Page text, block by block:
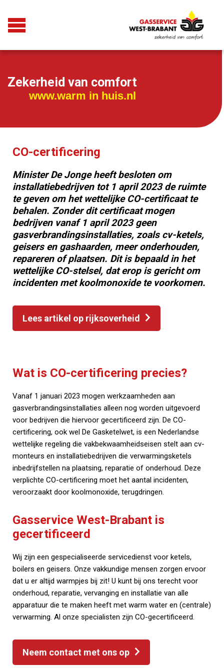
Zekerheid van comfort
www.warm in huis.nl
CO-certificering
Minister De Jonge heeft besloten om
installatiebedrijven tot 1 april 2023 de ruimte
te geven om het wettelijke CO-certificaat te
behalen. Zonder dit certificaat mogen
bedrijven vanaf 1 april 2023 geen
gasverbrandingsinstallaties, zoals cv-ketels,
geisers en gashaarden, meer onderhouden,
repareren of plaatsen. Dit is bepaald in het
wettelijke CO-stelsel, dat erop is gericht om
incidenten met koolmonoxide te voorkomen.
Lees artikel op rijksoverheid
Wat is CO-certificering precies?
Vanaf 1 januari 2023 mogen werkzaamheden aan
gasverbrandingsinstallaties alleen nog worden uitgevoerd
voor bedrijven die hiervoor gecertificeerd zijn. De CO-
certificering, ook wel De Gasketelwet, is een Nederlandse
wettelijke regeling die vakbekwaamheidseisen stelt aan cv-
monteurs en installatiebedrijven die verwarmingsketels
inbedrijfstellen na plaatsing, reparatie of onderhoud. Deze
verplichte CO-certificering moet het aantal incidenten,
veroorzaakt door koolmonoxide, terugdringen.
Gasservice West-Brabant is
gecertificeerd
Wij zijn een gespecialiseerde servicedienst voor ketels,
boilers en geisers. Onze vakkundige mensen zorgen ervoor
dat u er altijd warmpjes bij zit! U kunt bij ons terecht voor
onderhoud, reparatie, vervanging en installatie van alle
apparatuur die te maken heeft met warm water en (centrale)
verwarming. Al onze specialisten zijn CO-gecertificeerd.
Neem contact met ons op